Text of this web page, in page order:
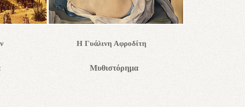
μηδέν Η Γυάλινη Αφροδίτη
Μυθιστόρημα